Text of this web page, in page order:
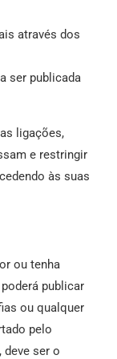
através dos
ser publicada
ligações,
e restringir
às suas
ou tenha
publicar
ou qualquer
pelo
deve ser o